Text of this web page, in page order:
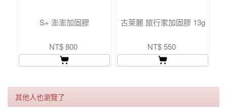
S+ 澎澎加固膠
NT$ 800
古萊麗 旅行家加固膠 13g
NT$ 550
其他人也瀏覽了